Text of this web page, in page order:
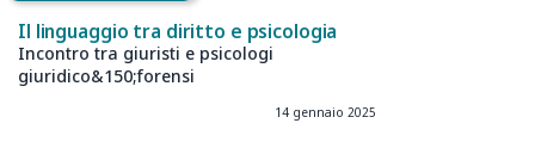
Il linguaggio tra diritto e psicologia
Incontro tra giuristi e psicologi
giuridico&150;forensi
14 gennaio 2025